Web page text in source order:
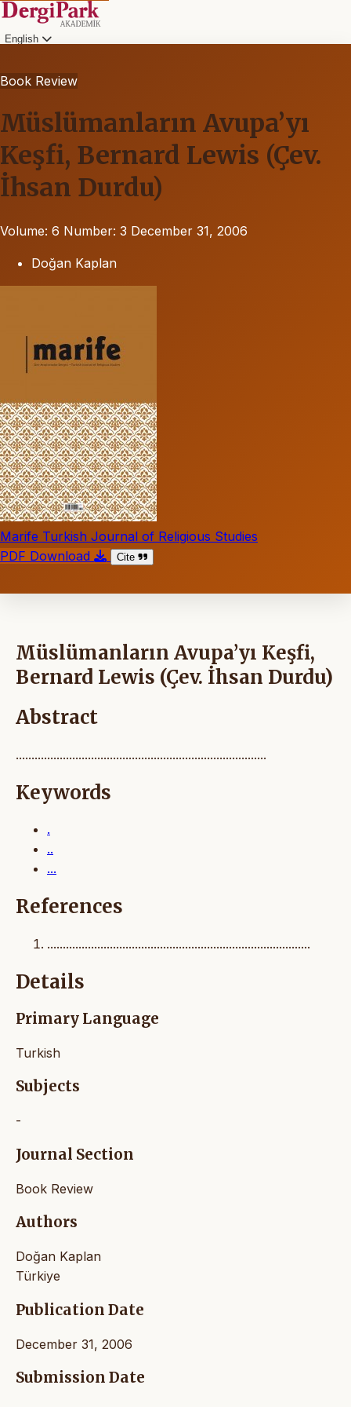
English
Book Review
Müslümanların Avupa’yı
Keşfi, Bernard Lewis (Çev.
İhsan Durdu)
Volume: 6 Number: 3 December 31, 2006
Doğan Kaplan
Marife Turkish Journal of Religious Studies
PDF Download
Cite
Müslümanların Avupa’yı Keşfi,
Bernard Lewis (Çev. İhsan Durdu)
Abstract
................................................................................
Keywords
.
..
...
References
....................................................................................
Details
Primary Language
Turkish
Subjects
-
Journal Section
Book Review
Authors
Doğan Kaplan
Türkiye
Publication Date
December 31, 2006
Submission Date